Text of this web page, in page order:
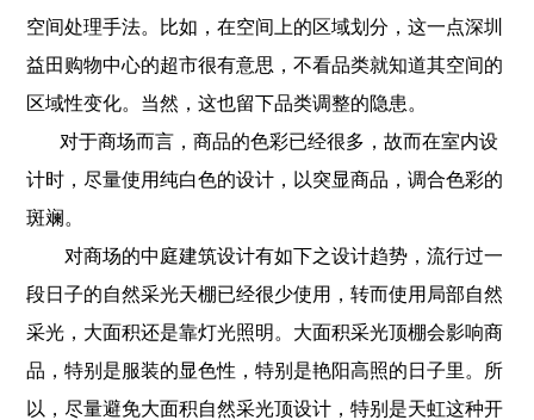
空间处理手法。比如，在空间上的区域划分，这一点深圳
益田购物中心的超市很有意思，不看品类就知道其空间的
区域性变化。当然，这也留下品类调整的隐患。
对于商场而言，商品的色彩已经很多，故而在室内设
计时，尽量使用纯白色的设计，以突显商品，调合色彩的
斑斓。
对商场的中庭建筑设计有如下之设计趋势，流行过一
段日子的自然采光天棚已经很少使用，转而使用局部自然
采光，大面积还是靠灯光照明。大面积采光顶棚会影响商
品，特别是服装的显色性，特别是艳阳高照的日子里。所
以，尽量避免大面积自然采光顶设计，特别是天虹这种开